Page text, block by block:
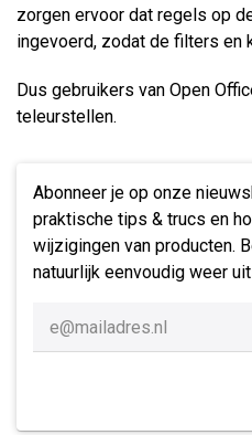
zorgen ervoor dat regels op
ingevoerd, zodat de filters en
Dus gebruikers van Open
teleurstellen.
Abonneer je op onze
praktische tips & trucs en
wijzigingen van producten.
natuurlijk eenvoudig weer